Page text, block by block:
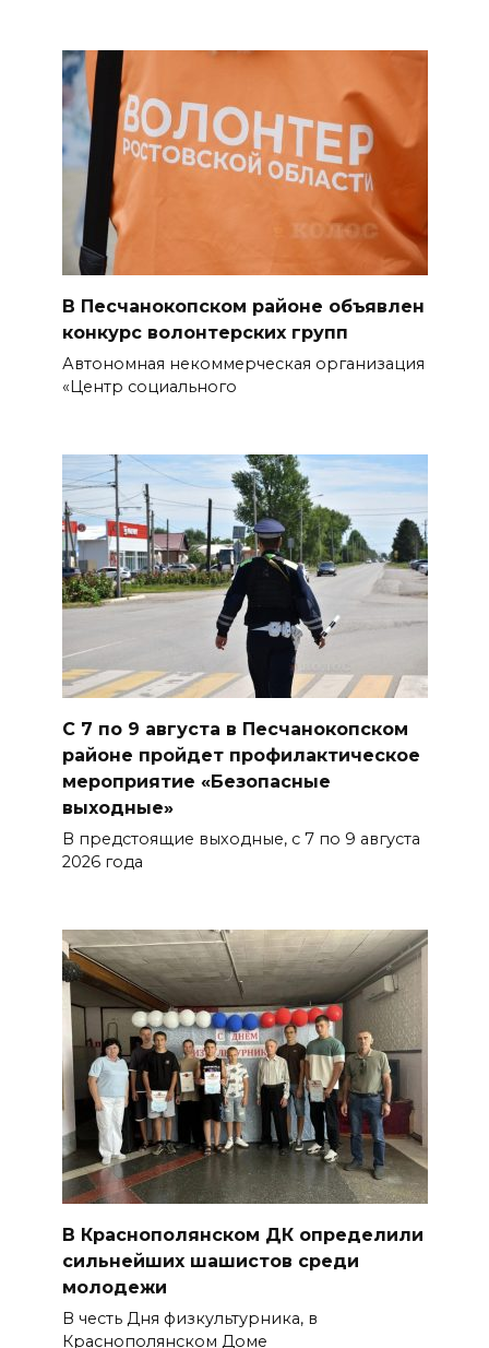
«Метеор» «Андрей Байков»
07 августа 2026 18:25
Меры поддержки после ЧС
07 августа 2026 17:48
На Дону обсудили
взаимодействие участников
избирательного процесса в
07 августа 2026 17:14
В Ростове доходный дом
Емельяновых на Большой
Садовой, 94, обследуют
специалисты
07 августа 2026 17:03
Бетон и влага: эксперт ЮФУ
объяснил, почему
ростовчанам тяжело
07 августа 2026 16:30
ВСЕ КАК ЕСТЬ. Исчезающая
Украина. Страна вдов и
сирот...
В Песчанокопском районе объявлен
конкурс волонтерских групп
Автономная некоммерческая организация
«Центр социального
С 7 по 9 августа в Песчанокопском
районе пройдет профилактическое
мероприятие «Безопасные
выходные»
В предстоящие выходные, с 7 по 9 августа
2026 года
В Краснополянском ДК определили
сильнейших шашистов среди
молодежи
В честь Дня физкультурника, в
Краснополянском Доме